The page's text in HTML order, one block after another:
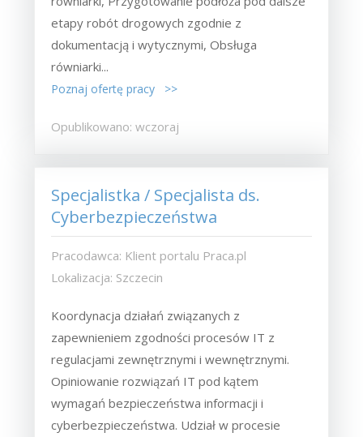
etapy robót drogowych zgodnie z
dokumentacją i wytycznymi, Obsługa
równiarki...
Poznaj ofertę pracy >>
Opublikowano: wczoraj
Specjalistka / Specjalista ds.
Cyberbezpieczeństwa
Pracodawca: Klient portalu Praca.pl
Lokalizacja: Szczecin
Koordynacja działań związanych z
zapewnieniem zgodności procesów IT z
regulacjami zewnętrznymi i wewnętrznymi.
Opiniowanie rozwiązań IT pod kątem
wymagań bezpieczeństwa informacji i
cyberbezpieczeństwa. Udział w procesie